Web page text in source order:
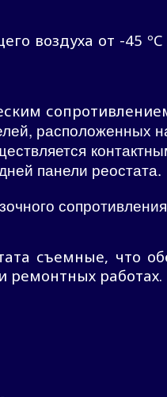
воздуха от -45
расположенных
панели реостата.
съемные, что
ремонтных работах.